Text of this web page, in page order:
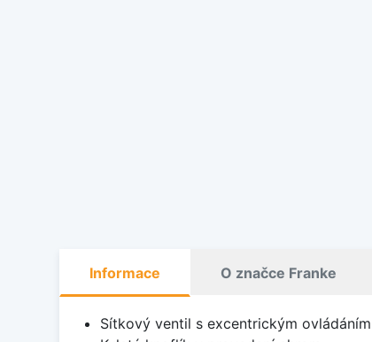
Informace O značce Franke
Sítkový ventil s excentrickým ovládáním